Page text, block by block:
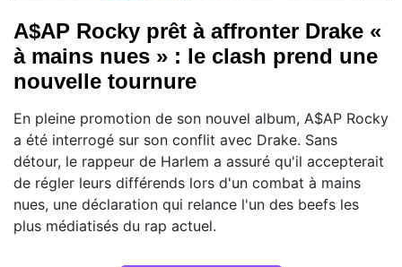
A$AP Rocky prêt à affronter Drake «
à mains nues » : le clash prend une
nouvelle tournure
En pleine promotion de son nouvel album, A$AP Rocky
a été interrogé sur son conflit avec Drake. Sans
détour, le rappeur de Harlem a assuré qu'il accepterait
de régler leurs différends lors d'un combat à mains
nues, une déclaration qui relance l'un des beefs les
plus médiatisés du rap actuel.